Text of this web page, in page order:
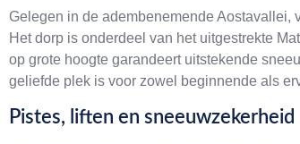
Gelegen in de adembenemende Aostavallei,
Het dorp is onderdeel van het uitgestrekte
op grote hoogte garandeert uitstekende
geliefde plek is voor zowel beginnende als
Pistes, liften en sneeuwzekerheid